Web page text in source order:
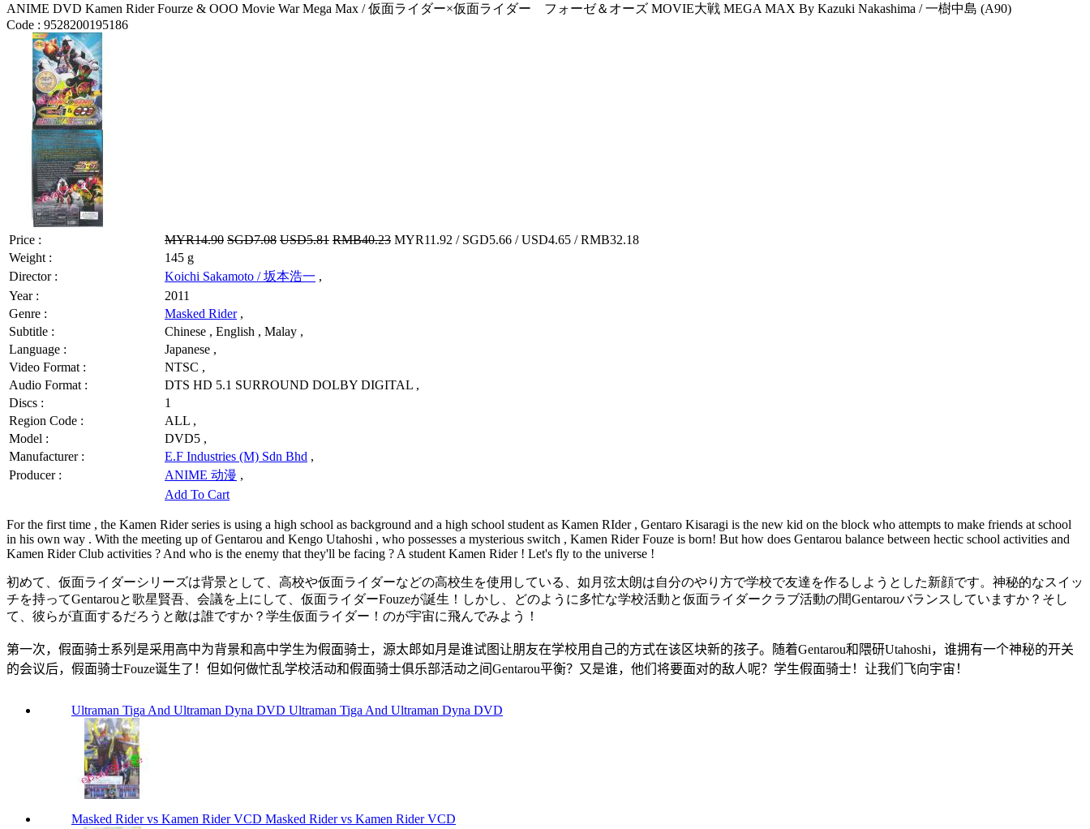
ANIME DVD Kamen Rider Fourze & OOO Movie War Mega Max / 仮面ライダー×仮面ライダー フォーゼ＆オーズ MOVIE大戦 MEGA MAX By Kazuki Nakashima / 一樹中島 (A90)
Code : 9528200195186
Price : MYR14.90 SGD7.08 USD5.81 RMB40.23 MYR11.92 / SGD5.66 / USD4.65 / RMB32.18
Weight :
145 g
Director :
Koichi Sakamoto / 坂本浩一 ,
Year :
2011
Genre :
Masked Rider,
Subtitle :
Chinese , English , Malay ,
Language :
Japanese ,
Video Format :
NTSC ,
Audio Format :
DTS HD 5.1 SURROUND DOLBY DIGITAL ,
Discs :
1
Region Code :
ALL ,
Model :
DVD5 ,
Manufacturer :
E.F Industries (M) Sdn Bhd ,
Producer :
ANIME 动漫 ,
Add To Cart
For the first time , the Kamen Rider series is using a high school as background and a high school student as Kamen RIder , Gentaro Kisaragi is the new kid on the block who attempts to make friends at school
in his own way . With the meeting up of Gentarou and Kengo Utahoshi , who possesses a mysterious switch , Kamen Rider Fouze is born! But how does Gentarou balance between hectic school activities and
Kamen Rider Club activities ? And who is the enemy that they'll be facing ? A student Kamen Rider ! Let's fly to the universe !
初めて、 仮面ライダーシリーズは背景として 、高校や仮面ライダーなどの高校生を使用している 如月弦太朗は自分のやり方で学校で友達を作る しようとした新顔です。 神秘的なスイッ
チを持ってGentarouと歌星賢吾 会議を上にして 仮面ライダーFouzeが誕生 ！ しかし、どのように多忙な学校活動と仮面ライダークラブ活動の間Gentarouバランス していますか？ そし
て、彼らが直面するだろうと敵は誰ですか？ 学生仮面ライダー ！ のが宇宙に飛んでみよう ！
第一次， 假面骑士系列是采用 高中为背景和高中学生为假面骑士， 源太郎如月 是谁试图让朋友在学校用自己的方式在该区块新的孩子。 随着Gentarou和 隈研Utahoshi， 谁拥有一个神秘的开关
的会议后， 假面骑士Fouze诞生了！ 但如何做忙乱学校活动和假面骑士俱乐部活动之间Gentarou平衡？ 又是谁，他们将要面对的敌人呢？ 学生假面骑士！ 让我们 飞向宇宙 ！
Ultraman Tiga And Ultraman Dyna DVD Ultraman Tiga And Ultraman Dyna DVD
Masked Rider vs Kamen Rider VCD Masked Rider vs Kamen Rider VCD